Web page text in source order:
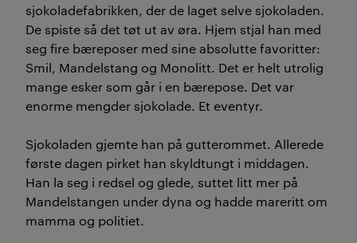
sjokoladefabrikken, der de laget selve sjokoladen.
De spiste så det tøt ut av øra. Hjem stjal han med
seg fire bæreposer med sine absolutte favoritter:
Smil, Mandelstang og Monolitt. Det er helt utrolig
mange esker som går i en bærepose. Det var
enorme mengder sjokolade. Et eventyr.
Sjokoladen gjemte han på gutterommet. Allerede
første dagen pirket han skyldtungt i middagen.
Han la seg i redsel og glede, suttet litt mer på
Mandelstangen under dyna og hadde mareritt om
mamma og politiet.